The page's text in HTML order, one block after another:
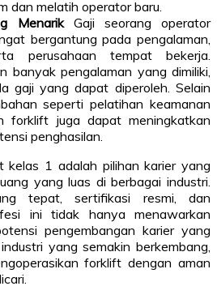
dan melatih operator baru.
MenarikGaji seorang operator
bergantung pada pengalaman,
perusahaan tempat bekerja.
banyak pengalaman yang dimiliki,
gaji yang dapat diperoleh. Selain
seperti pelatihan keamanan
forklift juga dapat meningkatkan
penghasilan.
kelas 1 adalah pilihan karier yang
yang luas di berbagai industri.
tepat, sertifikasi resmi, dan
ini tidak hanya menawarkan
pengembangan karier yang
yang semakin berkembang,
forklift dengan aman